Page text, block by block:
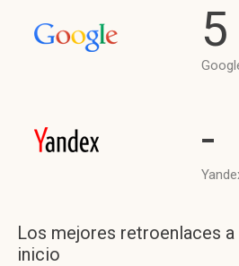
5
-
Los mejores retroenlaces a
inicio